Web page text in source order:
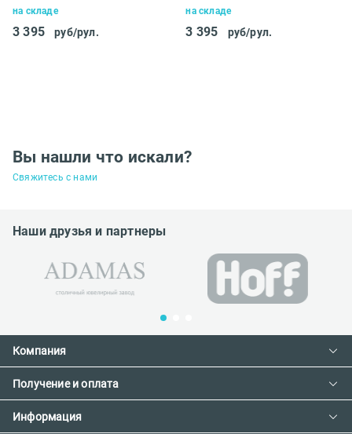
на складе
3 395 руб/рул.
на складе
3 395 руб/рул.
Вы нашли что искали?
Свяжитесь с нами
Наши друзья и партнеры
Компания
Контакты
О компании
Получение и оплата
Доставка и оплата
Информация